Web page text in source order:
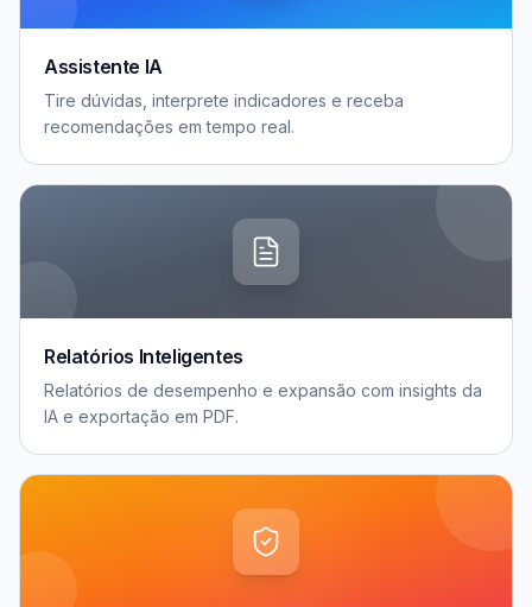
Assistente IA
Tire dúvidas, interprete indicadores e receba
recomendações em tempo real.
Relatórios Inteligentes
Relatórios de desempenho e expansão com insights da
IA e exportação em PDF.